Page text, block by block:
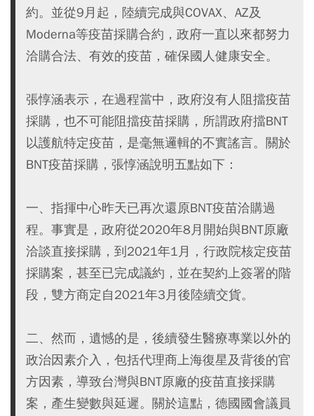
約。並從9月起，陸續完成與COVAX、AZ及
Moderna等疫苗採購合約，政府一直以來都努力
洽購合法、有效的疫苗，確保國人健康安全。
張惇涵表示，在過程當中，政府沒有人阻擋疫苗
採購，也不可能阻擋疫苗採購，所謂政府擋BNT
以護航特定疫苗，是毫無邏輯的不實謠言。關於
BNT疫苗採購，張惇涵說明五點如下：
一、指揮中心昨天已再次還原BNT疫苗洽購過
程。事實是，政府從2020年8月開始與BNT原廠
洽談直接採購，到2021年1月，行政院核定疫苗
採購案，甚至已完成議約，並在契約上簽署的階
段，雙方商定自2021年3月後陸續交貨。
二、然而，遺憾的是，後續發生醫療專業以外的
政治因素介入，包括代理商上海復星及背後的官
方因素，導致台灣與BNT原廠的疫苗直接採購
案，產生變數與延遲。關於這點，德國國會議員